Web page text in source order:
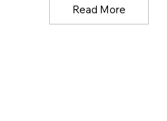
Read More